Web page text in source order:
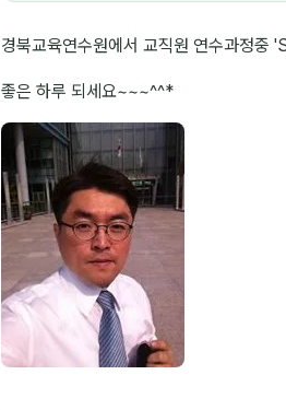
경북교육연수원에서 교직원 연수과정중
좋은 하루 되세요~~~^^*